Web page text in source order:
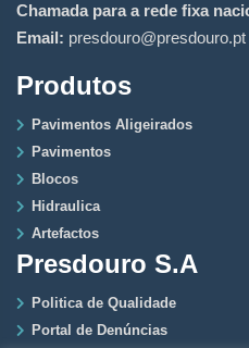
Chamada para a rede fixa
Email: presdouro@presdouro.pt
Produtos
Pavimentos Aligeirados
Pavimentos
Blocos
Hidraulica
Artefactos
Presdouro S.A
Politica de Qualidade
Portal de Denúncias